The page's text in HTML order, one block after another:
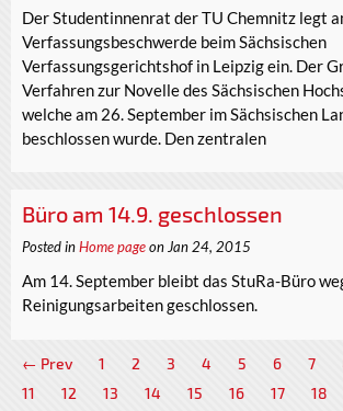
Der Studentinnenrat der TU Chemnitz legt
Verfassungsbeschwerde beim Sächsischen
Verfassungsgerichtshof in Leipzig ein. Der
Verfahren zur Novelle des Sächsischen
welche am 26. September im Sächsischen
beschlossen wurde. Den zentralen
Büro am 14.9. geschlossen
Posted inHome pageon Jan 24, 2015
Am 14. September bleibt das StuRa-Büro
Reinigungsarbeiten geschlossen.
← Prev 1 2 3 4 5 6 7
11
12 13 14 15 16 17 18